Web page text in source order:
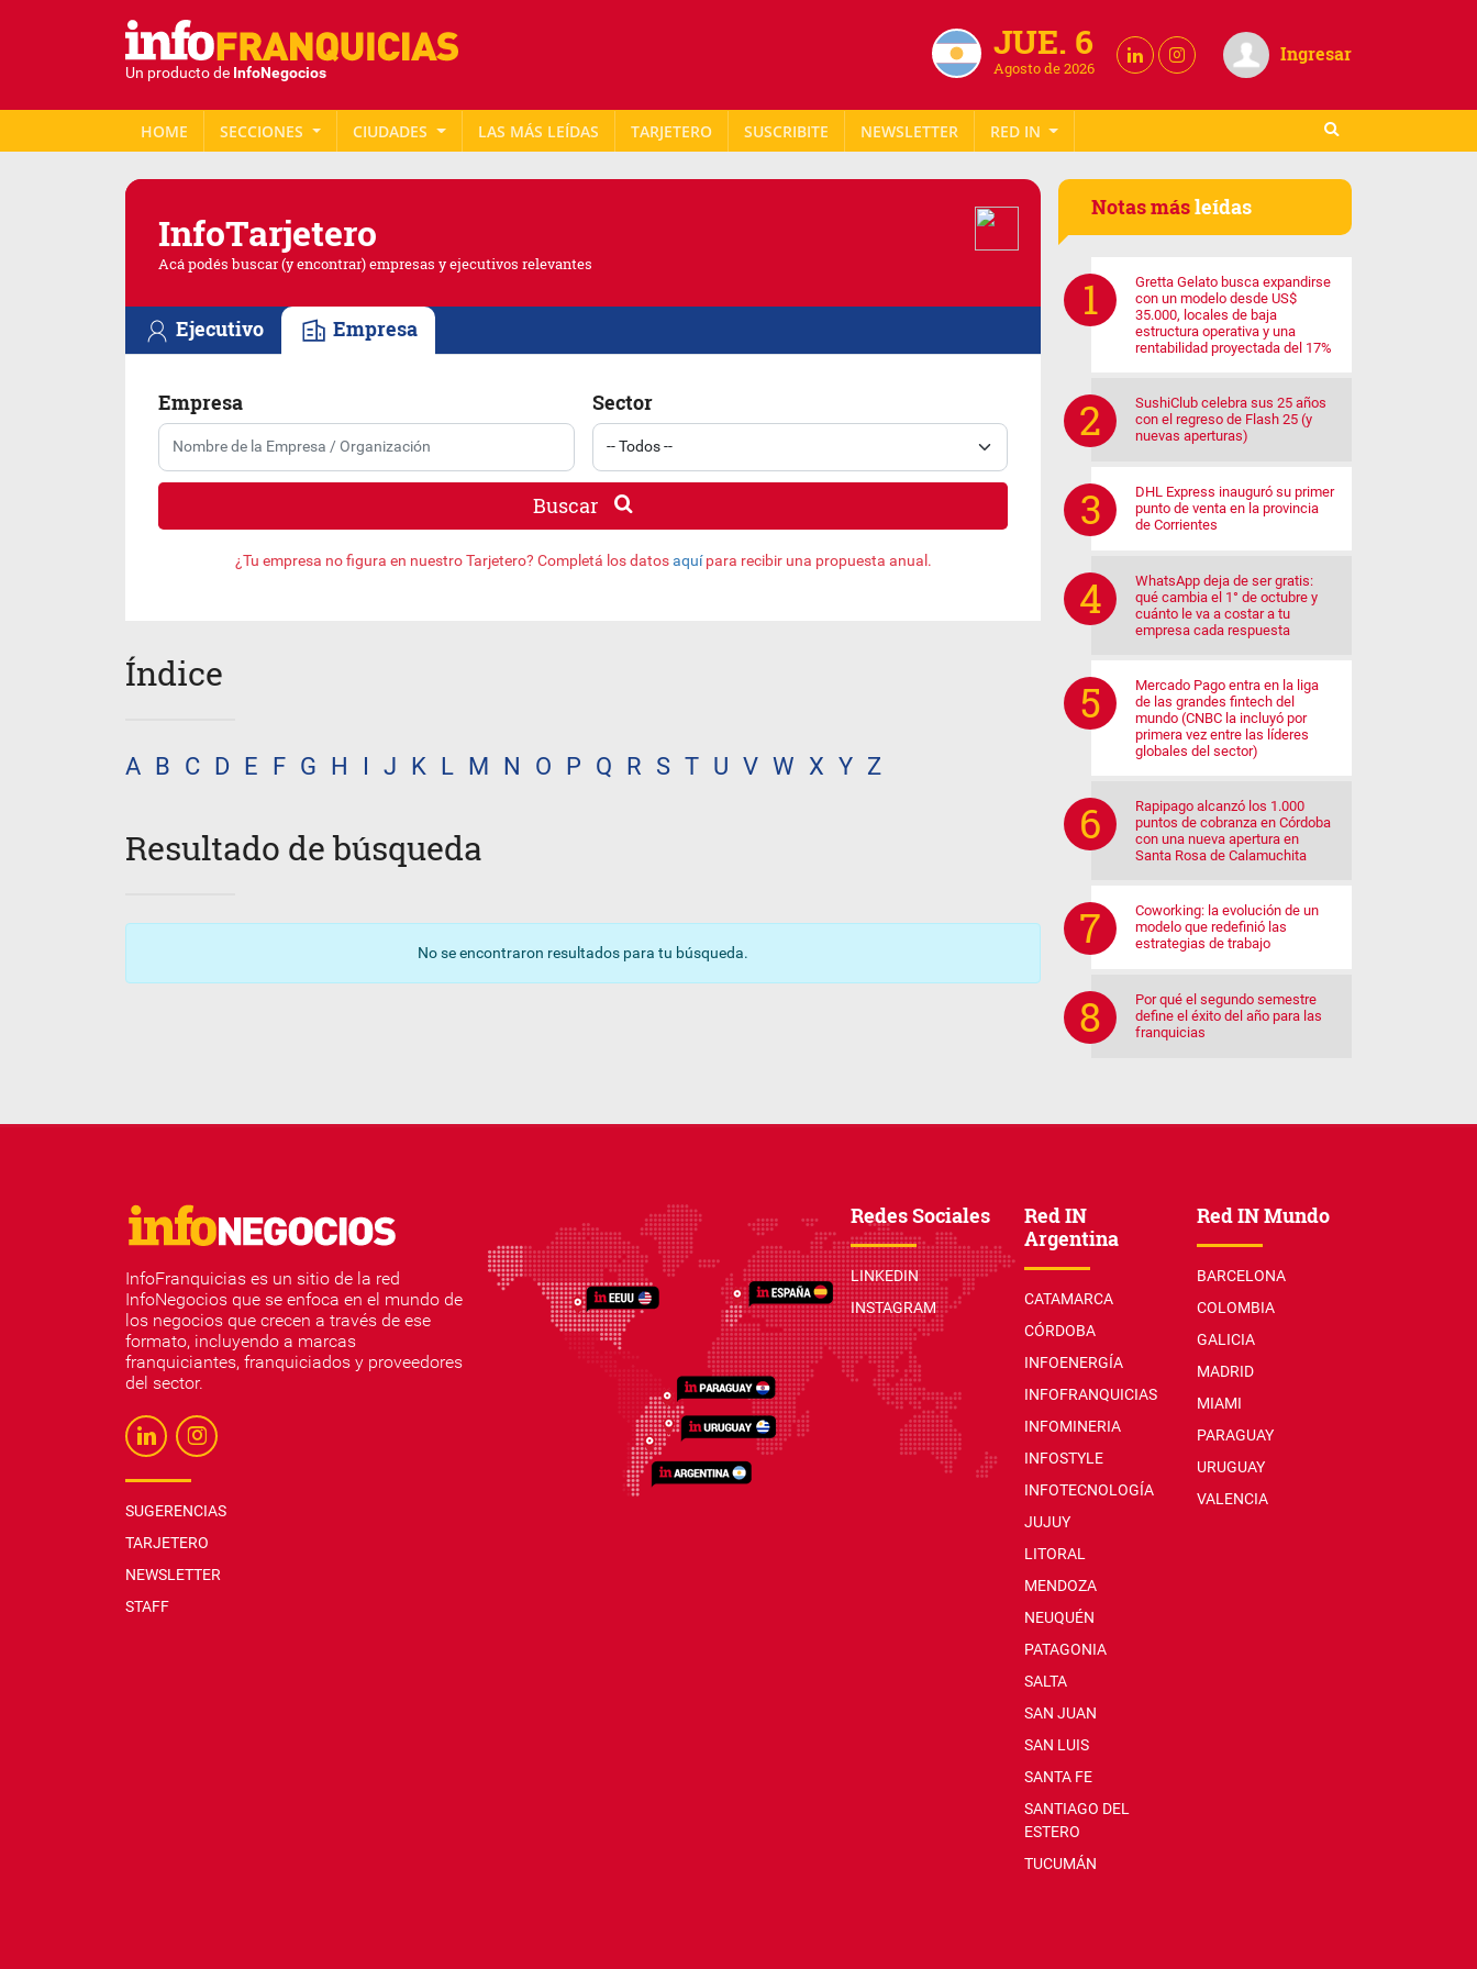
Un producto de InfoNegocios
JUE. 6
Agosto de 2026
Ingresar
HOME SECCIONES CIUDADES LAS MÁS LEÍDAS TARJETERO NEWSLETTER RED IN
InfoTarjetero
Acá podés buscar (y encontrar) empresas y ejecutivos relevantes
Ejecutivo Empresa
Empresa Sector
Buscar
¿Tu empresa no figura en nuestro Tarjetero? Completá los datosaquípara recibir una propuesta anual.
Índice
A B C D E F G H I J K L M N O P Q R S T U V W X Y Z
Resultado de búsqueda
No se encontraron resultados para tu búsqueda.
Notas másleídas
Gretta Gelato busca expandirse
con un modelo desde US$
35.000, locales de baja
estructura operativa y una
rentabilidad proyectada del 17%
SushiClub celebra sus 25 años
con el regreso de Flash 25 (y
nuevas aperturas)
DHL Express inauguró su primer
punto de venta en la provincia
de Corrientes
WhatsApp deja de ser gratis:
qué cambia el 1° de octubre y
cuánto le va a costar a tu
empresa cada respuesta
Mercado Pago entra en la liga
de las grandes fintech del
mundo (CNBC la incluyó por
primera vez entre las líderes
globales del sector)
Rapipago alcanzó los 1.000
puntos de cobranza en Córdoba
con una nueva apertura en
Santa Rosa de Calamuchita
Coworking: la evolución de un
modelo que redefinió las
estrategias de trabajo
Por qué el segundo semestre
define el éxito del año para las
franquicias
InfoFranquicias es un sitio de la red
InfoNegocios que se enfoca en el mundo de
los negocios que crecen a través de ese
formato, incluyendo a marcas
franquiciantes, franquiciados y proveedores
del sector.
SUGERENCIAS
TARJETERO
NEWSLETTER
STAFF
Redes Sociales
LINKEDIN
INSTAGRAM
Red IN
Argentina
CATAMARCA
CÓRDOBA
INFOENERGÍA
INFOFRANQUICIAS
INFOMINERIA
INFOSTYLE
INFOTECNOLOGÍA
JUJUY
LITORAL
MENDOZA
NEUQUÉN
PATAGONIA
SALTA
SAN JUAN
SAN LUIS
SANTA FE
SANTIAGO DEL
ESTERO
TUCUMÁN
Red IN Mundo
BARCELONA
COLOMBIA
GALICIA
MADRID
MIAMI
PARAGUAY
URUGUAY
VALENCIA